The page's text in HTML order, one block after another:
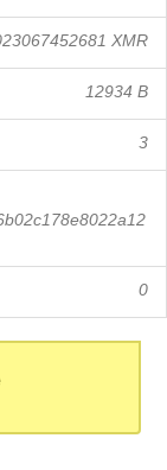
XMR
12934 B
3
0